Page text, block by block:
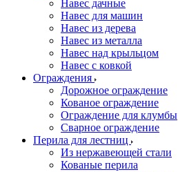
Навес дачные
Навес для машин
Навес из дерева
Навес из металла
Навес над крыльцом
Навес с ковкой
Ограждения
Дорожное ограждение
Кованое ограждение
Ограждение для клумбы
Сварное ограждение
Перила для лестниц
Из нержавеющей стали
Кованые перила